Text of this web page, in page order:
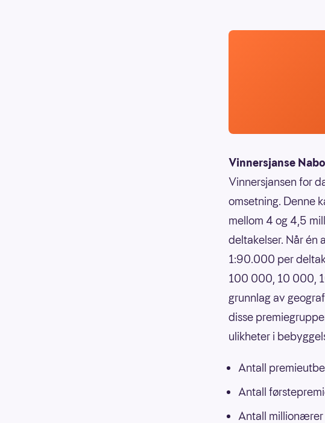
Vinnersjanse
Vinnersjansen for
omsetning. Denne
mellom 4 og 4,5
deltakelser. Når én
1:90.000 per
100 000, 10 000,
grunnlag av
disse
ulikheter i
Antall
Antall
Antall